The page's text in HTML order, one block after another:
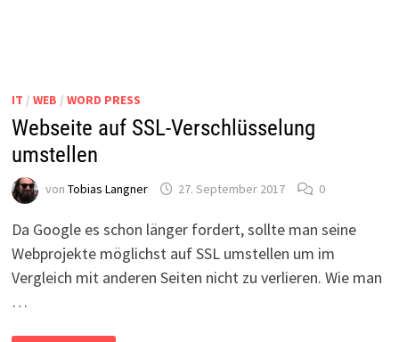
IT / WEB / WORD PRESS
Webseite auf SSL-Verschlüsselung
umstellen
von Tobias Langner 27. September 2017 0
Da Google es schon länger fordert, sollte man seine
Webprojekte möglichst auf SSL umstellen um im
Vergleich mit anderen Seiten nicht zu verlieren. Wie man
…